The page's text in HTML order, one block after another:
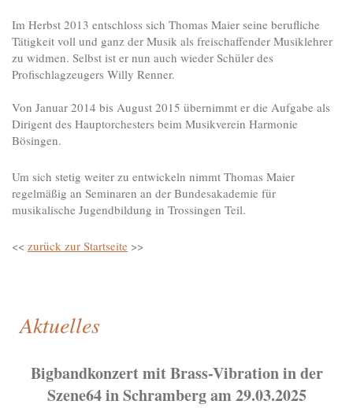
Im Herbst 2013 entschloss sich Thomas Maier seine berufliche
Tätigkeit voll und ganz der Musik als freischaffender Musiklehrer
zu widmen. Selbst ist er nun auch wieder Schüler des
Profischlagzeugers Willy Renner.
Von Januar 2014 bis August 2015 übernimmt er die Aufgabe als
Dirigent des Hauptorchesters beim Musikverein Harmonie
Bösingen.
Um sich stetig weiter zu entwickeln nimmt Thomas Maier
regelmäßig an Seminaren an der Bundesakademie für
musikalische Jugendbildung in Trossingen Teil.
<< zurück zur Startseite >>
Aktuelles
Bigbandkonzert mit Brass-Vibration in der
Szene64 in Schramberg am 29.03.2025